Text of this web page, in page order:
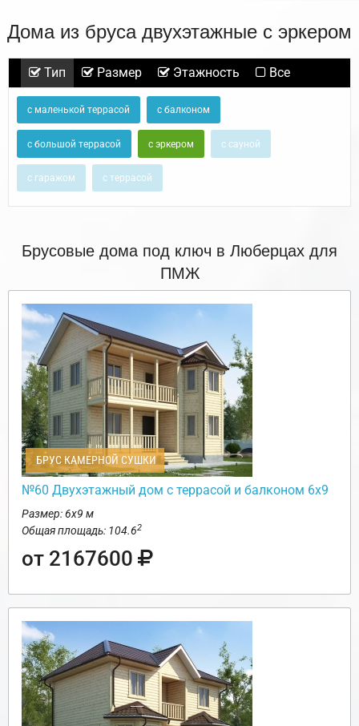
Дома из бруса двухэтажные с эркером
Тип Размер Этажность Все
с маленькой террасой с балконом
с большой террасой с эркером с сауной
с гаражом с террасой
Брусовые дома под ключ в Люберцах для
ПМЖ
БРУС КАМЕРНОЙ СУШКИ
№60 Двухэтажный дом с террасой и балконом 6х9
Размер: 6х9 м
Общая площадь: 104.62
от 2167600